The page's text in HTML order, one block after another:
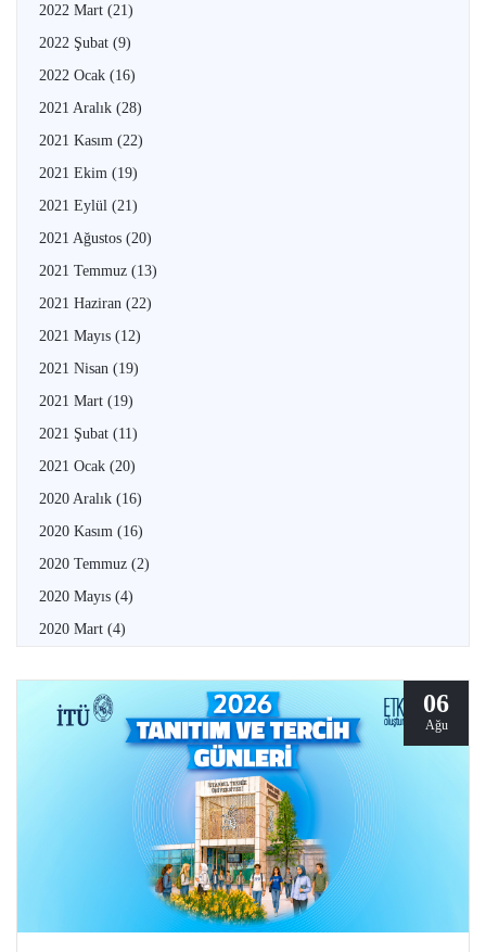
2022 Mart (21)
2022 Şubat (9)
2022 Ocak (16)
2021 Aralık (28)
2021 Kasım (22)
2021 Ekim (19)
2021 Eylül (21)
2021 Ağustos (20)
2021 Temmuz (13)
2021 Haziran (22)
2021 Mayıs (12)
2021 Nisan (19)
2021 Mart (19)
2021 Şubat (11)
2021 Ocak (20)
2020 Aralık (16)
2020 Kasım (16)
2020 Temmuz (2)
2020 Mayıs (4)
2020 Mart (4)
06
Ağu